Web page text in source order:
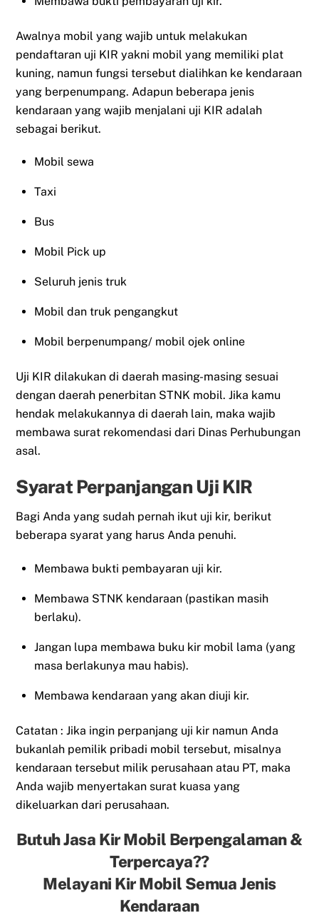
Awalnya mobil yang wajib untuk melakukan
pendaftaran uji KIR yakni mobil yang memiliki plat
kuning, namun fungsi tersebut dialihkan ke kendaraan
yang berpenumpang. Adapun beberapa jenis
kendaraan yang wajib menjalani uji KIR adalah
sebagai berikut.
Mobil sewa
Taxi
Bus
Mobil Pick up
Seluruh jenis truk
Mobil dan truk pengangkut
Mobil berpenumpang/ mobil ojek online
Uji KIR dilakukan di daerah masing-masing sesuai
dengan daerah penerbitan STNK mobil. Jika kamu
hendak melakukannya di daerah lain, maka wajib
membawa surat rekomendasi dari Dinas Perhubungan
asal.
Syarat Perpanjangan Uji KIR
Bagi Anda yang sudah pernah ikut uji kir, berikut
beberapa syarat yang harus Anda penuhi.
Membawa bukti pembayaran uji kir.
Membawa STNK kendaraan (pastikan masih
berlaku).
Jangan lupa membawa buku kir mobil lama (yang
masa berlakunya mau habis).
Membawa kendaraan yang akan diuji kir.
Catatan : Jika ingin perpanjang uji kir namun Anda
bukanlah pemilik pribadi mobil tersebut, misalnya
kendaraan tersebut milik perusahaan atau PT, maka
Anda wajib menyertakan surat kuasa yang
dikeluarkan dari perusahaan.
Butuh Jasa Kir Mobil Berpengalaman &
Terpercaya??
Melayani Kir Mobil Semua Jenis
Kendaraan